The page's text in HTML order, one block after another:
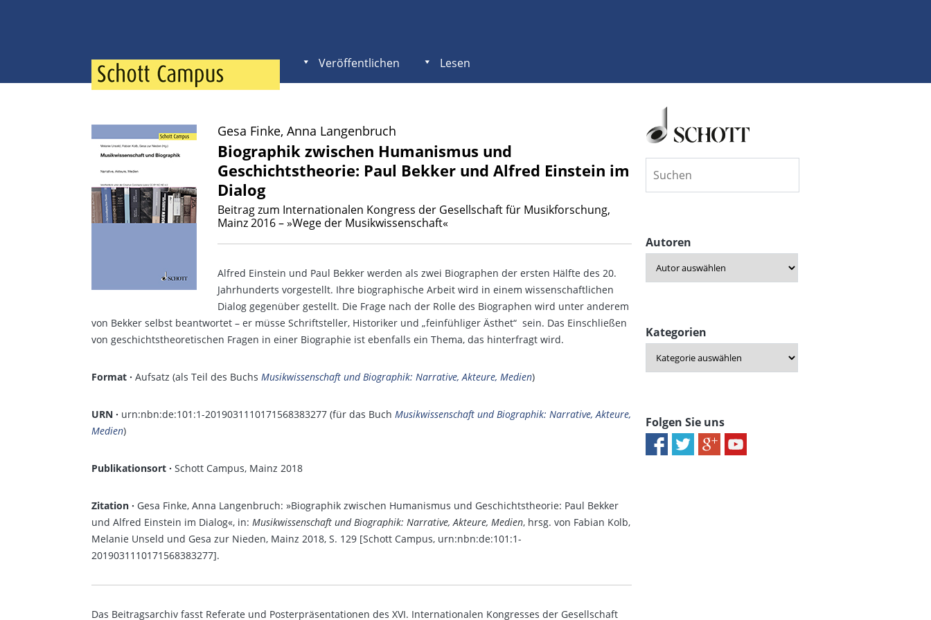
Veröffentlichen Lesen
Gesa Finke, Anna Langenbruch
Biographik zwischen Humanismus und
Geschichtstheorie: Paul Bekker und Alfred Einstein im
Dialog
Beitrag zum Internationalen Kongress der Gesellschaft für Musikforschung,
Mainz 2016 – »Wege der Musikwissenschaft«
Alfred Einstein und Paul Bekker werden als zwei Biographen der ersten Hälfte des 20.
Jahrhunderts vorgestellt. Ihre biographische Arbeit wird in einem wissenschaftlichen
Dialog gegenüber gestellt. Die Frage nach der Rolle des Biographen wird unter anderem
von Bekker selbst beantwortet – er müsse Schriftsteller, Historiker und „feinfühliger Ästhet“ sein. Das Einschließen
von geschichtstheoretischen Fragen in einer Biographie ist ebenfalls ein Thema, das hinterfragt wird.
Format · Aufsatz (als Teil des Buchs Musikwissenschaft und Biographik: Narrative, Akteure, Medien)
URN · urn:nbn:de:101:1-2019031110171568383277 (für das Buch Musikwissenschaft und Biographik: Narrative, Akteure,
Medien)
Publikationsort · Schott Campus, Mainz 2018
Zitation · Gesa Finke, Anna Langenbruch: »Biographik zwischen Humanismus und Geschichtstheorie: Paul Bekker
und Alfred Einstein im Dialog«, in: Musikwissenschaft und Biographik: Narrative, Akteure, Medien, hrsg. von Fabian Kolb,
Melanie Unseld und Gesa zur Nieden, Mainz 2018, S. 129 [Schott Campus, urn:nbn:de:101:1-
2019031110171568383277].
Das Beitragsarchiv fasst Referate und Posterpräsentationen des XVI. Internationalen Kongresses der Gesellschaft
Autoren
Kategorien
Folgen Sie uns